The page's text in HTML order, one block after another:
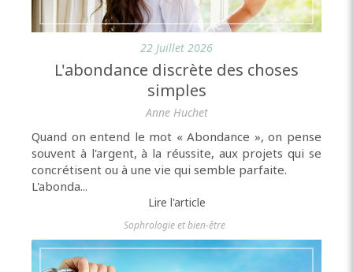
22 Juillet 2026
L'abondance discrète des choses
simples
Anne Huchet
Quand on entend le mot « Abondance », on pense
souvent à l'argent, à la réussite, aux projets qui se
concrétisent ou à une vie qui semble parfaite.
L'abonda...
Lire l'article
Sophrologie et bien-être